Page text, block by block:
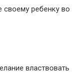
своему ребенку во
властвовать